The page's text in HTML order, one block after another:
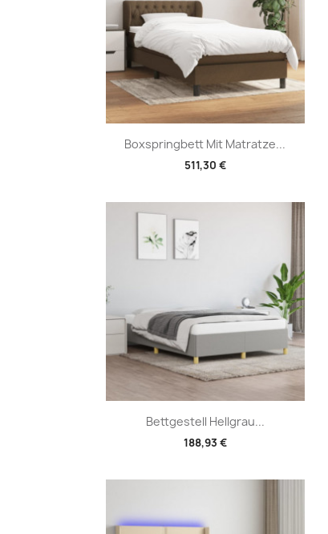
Boxspringbett Mit Matratze...
511,30 €
Vorschau
Bettgestell Hellgrau...
188,93 €
Vorschau